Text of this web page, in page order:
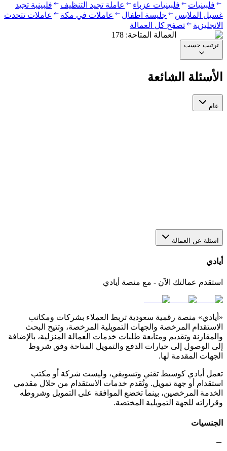
فلبينيات
فلبينيات عزباء عاملة تجيد التنظيف
فلبينية تجيد
غسيل الملابس
جليسة اطفال عاملات في مكة
عاملات تتحدث
الانجليزية
تصفح كل العمالة
العمالة المتاحة:
178
ترتيب حسب
الأسئلة الشائعة
عام
اسئلة عن العمالة
أيادي
استقدم عمالتك الآن - مع منصة أيادي
«أيادي» منصة رقمية سعودية تربط العملاء بشركات ومكاتب
الاستقدام المرخصة والجهات التمويلية المرخصة، وتتيح البحث
والمقارنة وتقديم ومتابعة طلبات خدمات العمالة المنزلية، بالإضافة
إلى الوصول إلى خيارات الدفع والتمويل المتاحة وفق شروط
الجهات المقدمة لها.
تعمل أيادي كوسيط تقني وتسويقي، وليست شركة أو مكتب
استقدام أو جهة تمويل. وتُقدم خدمات الاستقدام من خلال مقدمي
الخدمة المرخصين، بينما تخضع الموافقة على التمويل وشروطه
وقراراته للجهة التمويلية المختصة.
الجنسيات